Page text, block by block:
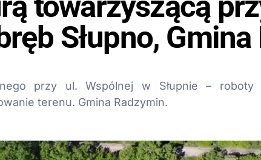
Słupno,
przy ul. Wspólnej w Słupnie – roboty
terenu. Gmina Radzymin.